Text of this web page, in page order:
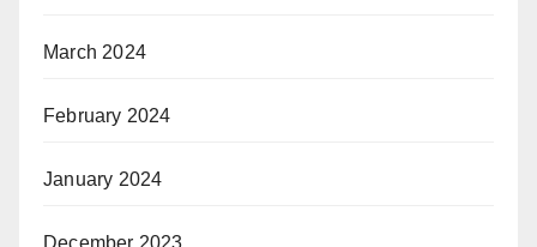
March 2024
February 2024
January 2024
December 2023